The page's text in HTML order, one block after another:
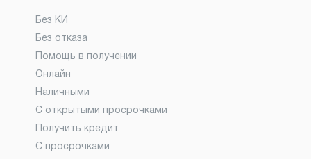
Без КИ
Без отказа
Помощь в получении
Онлайн
Наличными
С открытыми просрочками
Получить кредит
С просрочками